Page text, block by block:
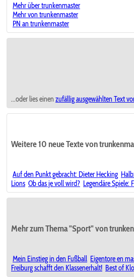
Mehr über trunkenmaster
Mehr von trunkenmaster
PN an trunkenmaster
...oder lies einen zufällig ausgewählten Text
Weitere 10 neue Texte von
Auf den Punkt gebracht: Dieter Hecking
Lions Ob das je voll wird? Legendäre Spiele:
Mehr zum Thema "Sport" von
Mein Einstieg in den Fußball Eigentore en
Freiburg schafft den Klassenerhalt! Best of